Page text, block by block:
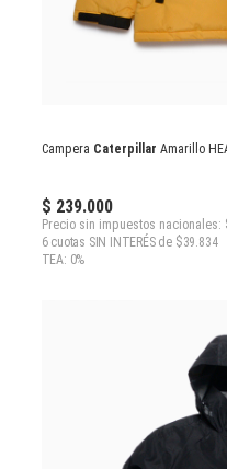
Campera Caterpillar Amarillo
$ 239.000
Precio sin impuestos nacionales:
6 cuotas SIN INTERÉS de $39.834
TEA: 0%